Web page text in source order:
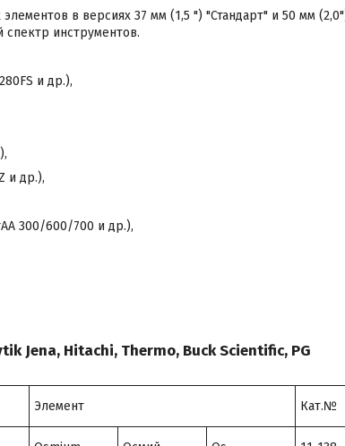
в версиях 37 мм (1,5 ") "Стандарт" и 50 мм
инструментов.
и др.),
и др.),
300/600/700 и др.),
Jena, Hitachi, Thermo, Buck Scientific, PG
Элемент Кат.№